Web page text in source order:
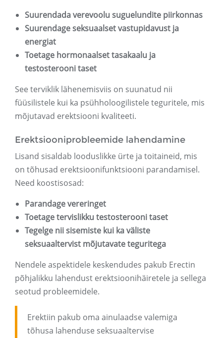
Suurendada verevoolu suguelundite piirkonnas
Suurendage seksuaalset vastupidavust ja
energiat
Toetage hormonaalset tasakaalu ja
testosterooni taset
See terviklik lähenemisviis on suunatud nii
füüsilistele kui ka psühholoogilistele teguritele, mis
mõjutavad erektsiooni kvaliteeti.
Erektsiooniprobleemide lahendamine
Lisand sisaldab looduslikke ürte ja toitaineid, mis
on tõhusad erektsioonifunktsiooni parandamisel.
Need koostisosad:
Parandage vereringet
Toetage tervislikku testosterooni taset
Tegelge nii sisemiste kui ka väliste
seksuaaltervist mõjutavate teguritega
Nendele aspektidele keskendudes pakub Erectin
põhjalikku lahendust erektsioonihäiretele ja sellega
seotud probleemidele.
Erektiin pakub oma ainulaadse valemiga
tõhusa lahenduse seksuaaltervise